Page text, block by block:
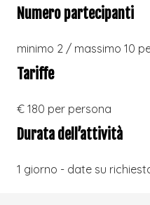
Numero partecipanti
minimo 2 / massimo 10
Tariffe
€ 180 per persona
Durata dell’attività
1 giorno - date su